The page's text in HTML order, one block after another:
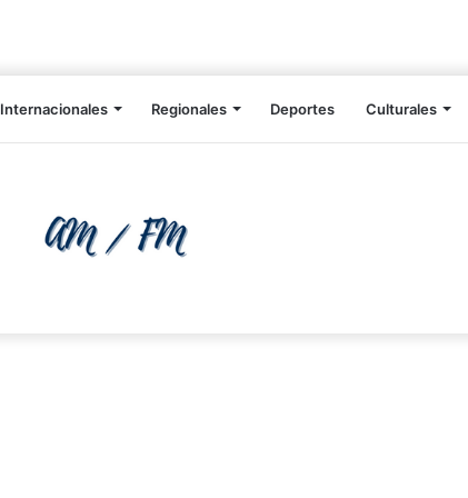
Internacionales Regionales Deportes Culturales